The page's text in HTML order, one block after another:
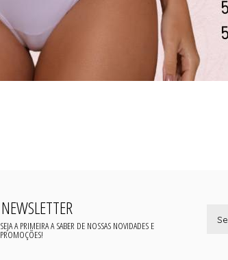
NEWSLETTER
SEJA A PRIMEIRA A SABER DE NOSSAS NOVIDADES E
PROMOÇÕES!